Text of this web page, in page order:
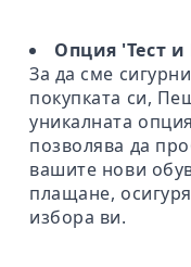
Опция 'Тест
За да сме
покупката си,
уникалната
позволява да
вашите нови
плащане,
избора ви.